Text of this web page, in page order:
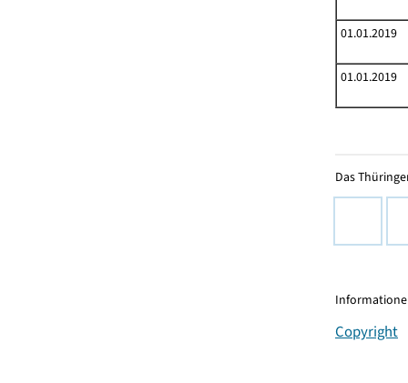
01.01.2019
01.01.2019
Das
Copyright